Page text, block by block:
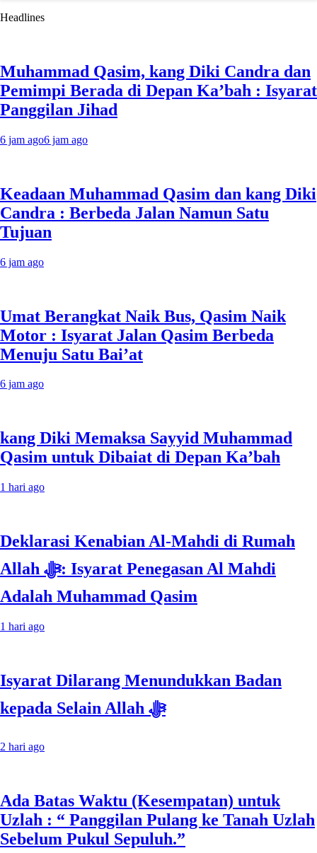
Headlines
Muhammad Qasim, kang Diki Candra dan
Pemimpi Berada di Depan Ka’bah : Isyarat
Panggilan Jihad
6 jam ago6 jam ago
Keadaan Muhammad Qasim dan kang Diki
Candra : Berbeda Jalan Namun Satu
Tujuan
6 jam ago
Umat Berangkat Naik Bus, Qasim Naik
Motor : Isyarat Jalan Qasim Berbeda
Menuju Satu Bai’at
6 jam ago
kang Diki Memaksa Sayyid Muhammad
Qasim untuk Dibaiat di Depan Ka’bah
1 hari ago
Deklarasi Kenabian Al-Mahdi di Rumah
Allah ﷻ: Isyarat Penegasan Al Mahdi
Adalah Muhammad Qasim
1 hari ago
Isyarat Dilarang Menundukkan Badan
kepada Selain Allah ﷻ
2 hari ago
Ada Batas Waktu (Kesempatan) untuk
Uzlah : “ Panggilan Pulang ke Tanah Uzlah
Sebelum Pukul Sepuluh.”